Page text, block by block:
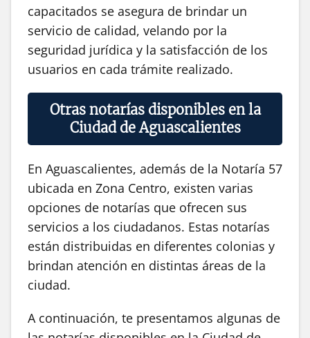
capacitados se asegura de brindar un
servicio de calidad, velando por la
seguridad jurídica y la satisfacción de los
usuarios en cada trámite realizado.
Otras notarías disponibles en la
Ciudad de Aguascalientes
En Aguascalientes, además de la Notaría 57
ubicada en Zona Centro, existen varias
opciones de notarías que ofrecen sus
servicios a los ciudadanos. Estas notarías
están distribuidas en diferentes colonias y
brindan atención en distintas áreas de la
ciudad.
A continuación, te presentamos algunas de